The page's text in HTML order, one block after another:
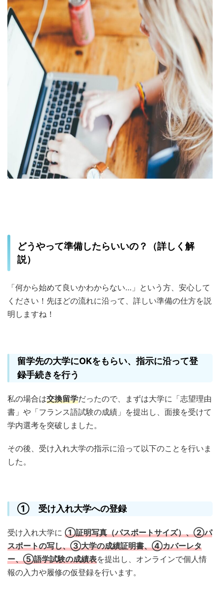
どうやって準備したらいいの？（詳しく解
説）
「何から始めて良いかわからない…」という方、安心して
ください！先ほどの流れに沿って、詳しい準備の仕方を説
明しますね！
留学先の大学にOKをもらい、指示に沿って登
録手続きを行う
私の場合は交換留学だったので、まずは大学に「志望理由
書」や「フランス語試験の成績」を提出し、面接を受けて
学内選考を突破しました。
その後、受け入れ大学の指示に沿って以下のことを行いま
した。
① 受け入れ大学への登録
受け入れ大学に ①証明写真（パスポートサイズ）、②パ
スポートの写し、③大学の成績証明書、④カバーレタ
ー、⑤語学試験の成績表を提出し、オンラインで個人情
報の入力や履修の仮登録を行います。